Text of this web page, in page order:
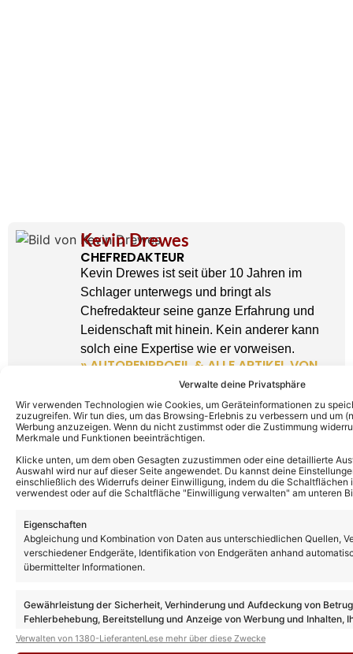
Verwalte deine Privatsphäre
Wir verwenden Technologien wie Cookies, um Geräteinformationen zu
zuzugreifen. Wir tun dies, um das Browsing-Erlebnis zu verbessern und um
Werbung anzuzeigen. Wenn du nicht zustimmst oder die Zustimmung
Merkmale und Funktionen beeinträchtigen.
Klicke unten, um dem oben Gesagten zuzustimmen oder eine detaillierte
Auswahl wird nur auf dieser Seite angewendet. Du kannst deine
einschließlich des Widerrufs deiner Einwilligung, indem du die
verwendest oder auf die Schaltfläche "Einwilligung verwalten" am unteren
Eigenschaften
Abgleichung und Kombination von Daten aus unterschiedlichen Quellen,
verschiedener Endgeräte, Identifikation von Endgeräten anhand
übermittelter Informationen.
Gewährleistung der Sicherheit, Verhinderung und Aufdeckung von
Fehlerbehebung, Bereitstellung und Anzeige von Werbung und Inhalten,
Entscheidungen zum Datenschutz speichern und übermitteln.
Verwalten von 1380-LieferantenLese mehr über diese Zwecke
Kevin Drewes
CHEFREDAKTEUR
Kevin Drewes ist seit über 10 Jahren im
Schlager unterwegs und bringt als
Chefredakteur seine ganze Erfahrung und
Leidenschaft mit hinein. Kein anderer kann
solch eine Expertise wie er vorweisen.
» AUTORENPROFIL & ALLE ARTIKEL VON